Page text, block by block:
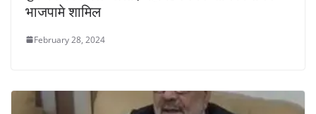
भाजपामे शामिल
February 28, 2024